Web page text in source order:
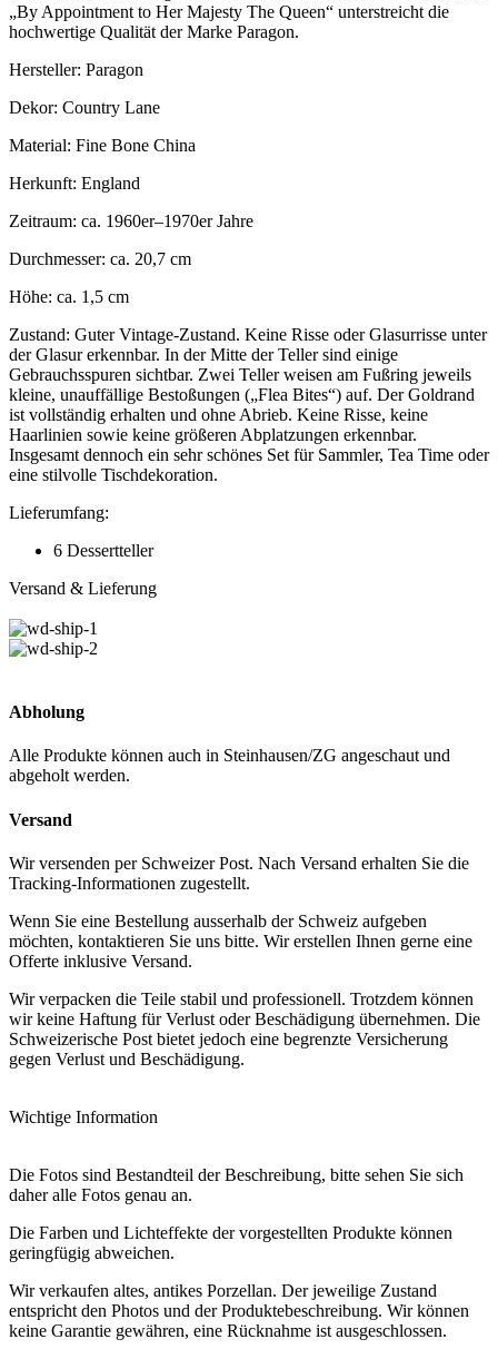
„By Appointment to Her Majesty The Queen“ unterstreicht die
hochwertige Qualität der Marke Paragon.
Hersteller: Paragon
Dekor: Country Lane
Material: Fine Bone China
Herkunft: England
Zeitraum: ca. 1960er–1970er Jahre
Durchmesser: ca. 20,7 cm
Höhe: ca. 1,5 cm
Zustand: Guter Vintage-Zustand. Keine Risse oder Glasurrisse unter
der Glasur erkennbar. In der Mitte der Teller sind einige
Gebrauchsspuren sichtbar. Zwei Teller weisen am Fußring jeweils
kleine, unauffällige Bestoßungen („Flea Bites“) auf. Der Goldrand
ist vollständig erhalten und ohne Abrieb. Keine Risse, keine
Haarlinien sowie keine größeren Abplatzungen erkennbar.
Insgesamt dennoch ein sehr schönes Set für Sammler, Tea Time oder
eine stilvolle Tischdekoration.
Lieferumfang:
6 Dessertteller
Versand & Lieferung
Abholung
Alle Produkte können auch in Steinhausen/ZG angeschaut und
abgeholt werden.
Versand
Wir versenden per Schweizer Post. Nach Versand erhalten Sie die
Tracking-Informationen zugestellt.
Wenn Sie eine Bestellung ausserhalb der Schweiz aufgeben
möchten, kontaktieren Sie uns bitte. Wir erstellen Ihnen gerne eine
Offerte inklusive Versand.
Wir verpacken die Teile stabil und professionell. Trotzdem können
wir keine Haftung für Verlust oder Beschädigung übernehmen. Die
Schweizerische Post bietet jedoch eine begrenzte Versicherung
gegen Verlust und Beschädigung.
Wichtige Information
Die Fotos sind Bestandteil der Beschreibung, bitte sehen Sie sich
daher alle Fotos genau an.
Die Farben und Lichteffekte der vorgestellten Produkte können
geringfügig abweichen.
Wir verkaufen altes, antikes Porzellan. Der jeweilige Zustand
entspricht den Photos und der Produktebeschreibung. Wir können
keine Garantie gewähren, eine Rücknahme ist ausgeschlossen.